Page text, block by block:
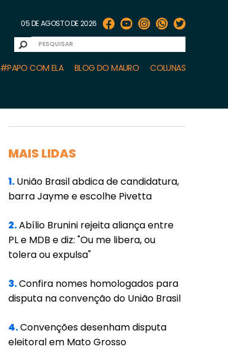
05 DE AGOSTO DE 2026
#PAPO COM ELA BLOG DO MAURO COLUNAS
MAIS LIDAS
1.União Brasil abdica de candidatura,
barra Jayme e escolhe Pivetta
2.Abílio Brunini rejeita aliança entre
PL e MDB e diz: "Ou me libera, ou
tolera ou expulsa"
3.Confira nomes homologados para
disputa na convenção do União Brasil
4.Convenções desenham disputa
eleitoral em Mato Grosso